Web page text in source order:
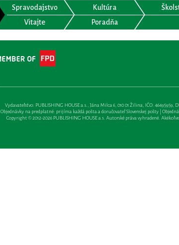
Spravodajstvo Kultúra
Vitajte
Poradňa
Vydavateľsťvo: PUBLISHING HOUSE a.s., Jána Milca 6, 010 01 Žilina, IČO: 46495959,
Objednávky na predplatné: prijíma každá pošta a doručovateľ Slovenskej pošty |
Copyright © 2012-2026 PUBLISHING HOUSE a.s. Autorské práva vyhradené.